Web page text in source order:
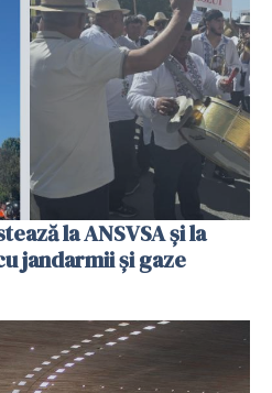
la ANSVSA și la
jandarmii și gaze